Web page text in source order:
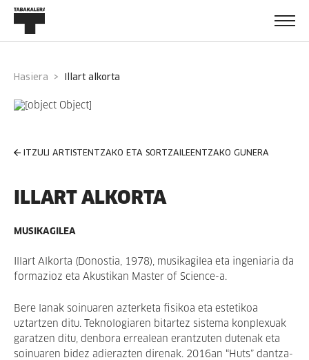
Hasiera illart alkorta
ITZULI ARTISTENTZAKO ETA SORTZAILEENTZAKO GUNERA
ILLART ALKORTA
MUSIKAGILEA
Illart Alkorta (Donostia, 1978), musikagilea eta ingeniaria da
formazioz eta Akustikan Master of Science-a.
Bere lanak soinuaren azterketa fisikoa eta estetikoa
uztartzen ditu. Teknologiaren bitartez sistema konplexuak
garatzen ditu, denbora errealean erantzuten dutenak eta
soinuaren bidez adierazten direnak. 2016an “Huts” dantza-